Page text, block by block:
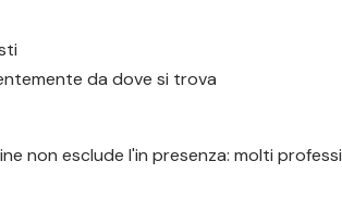
da dove si trova
non esclude l'in presenza: molti